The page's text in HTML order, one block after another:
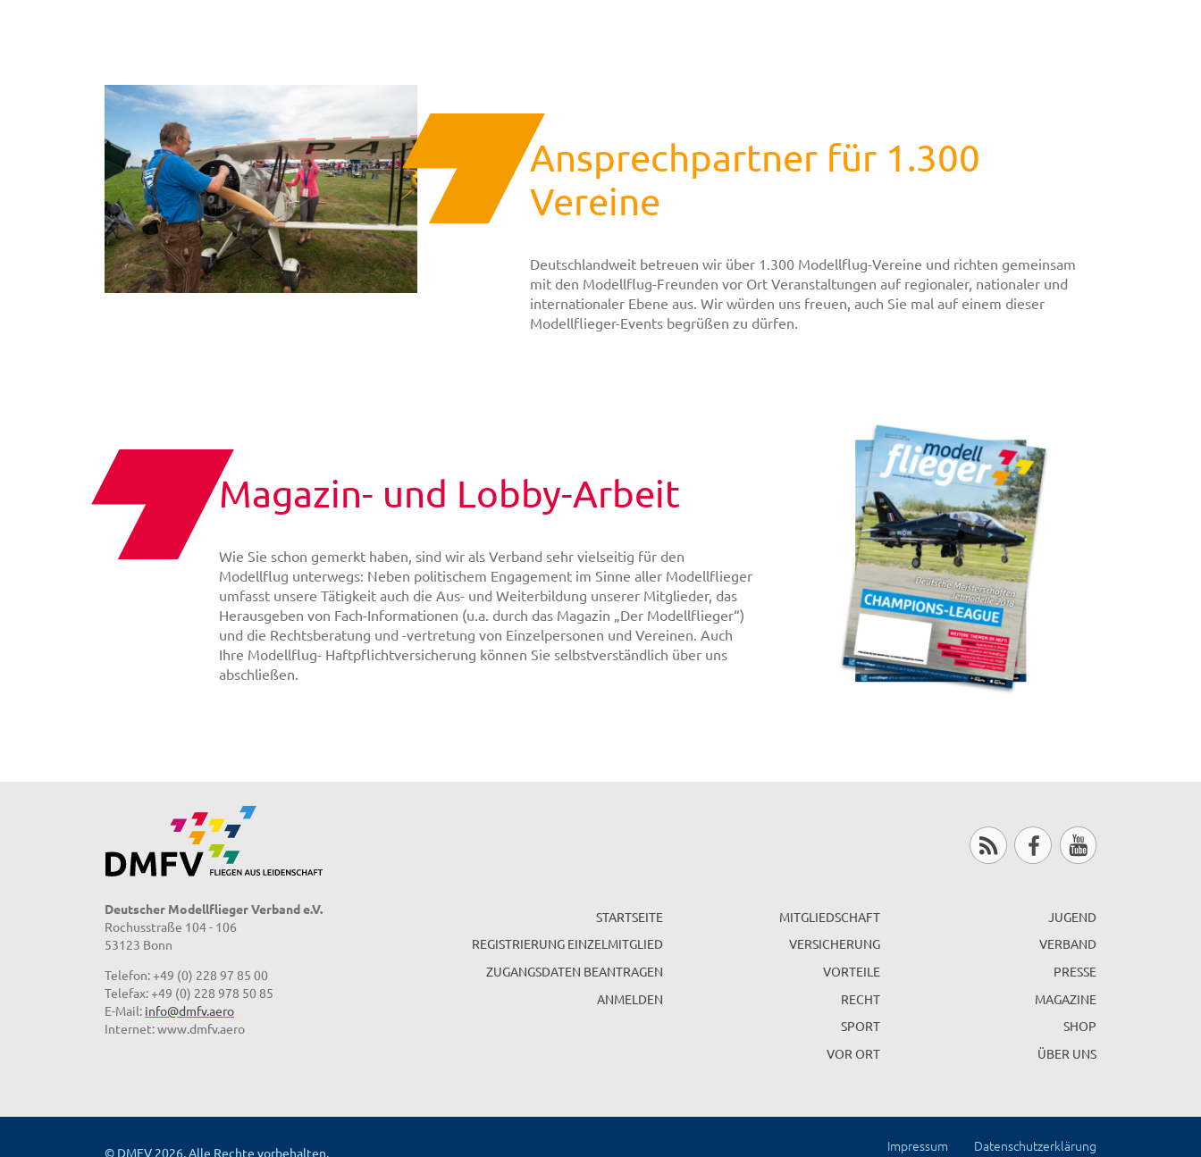
Ansprechpartner für 1.300
Vereine
Deutschlandweit betreuen wir über 1.300 Modellflug-Vereine und richten gemeinsam
mit den Modellflug-Freunden vor Ort Veranstaltungen auf regionaler, nationaler und
internationaler Ebene aus. Wir würden uns freuen, auch Sie mal auf einem dieser
Modellflieger-Events begrüßen zu dürfen.
Magazin- und Lobby-Arbeit
Wie Sie schon gemerkt haben, sind wir als Verband sehr vielseitig für den
Modellflug unterwegs: Neben politischem Engagement im Sinne aller Modellflieger
umfasst unsere Tätigkeit auch die Aus- und Weiterbildung unserer Mitglieder, das
Herausgeben von Fach-Informationen (u.a. durch das Magazin „Der Modellflieger“)
und die Rechtsberatung und -vertretung von Einzelpersonen und Vereinen. Auch
Ihre Modellflug- Haftpflichtversicherung können Sie selbstverständlich über uns
abschließen.
Deutscher Modellflieger Verband e.V.
Rochusstraße 104 - 106
53123 Bonn
Telefon: +49 (0) 228 97 85 00
Telefax: +49 (0) 228 978 50 85
E-Mail: info@dmfv.aero
Internet: www.dmfv.aero
STARTSEITE
REGISTRIERUNG EINZELMITGLIED
ZUGANGSDATEN BEANTRAGEN
ANMELDEN
MITGLIEDSCHAFT
VERSICHERUNG
VORTEILE
RECHT
SPORT
VOR ORT
JUGEND
VERBAND
PRESSE
MAGAZINE
SHOP
ÜBER UNS
© DMFV 2026, Alle Rechte vorbehalten. Impressum Datenschutzerklärung